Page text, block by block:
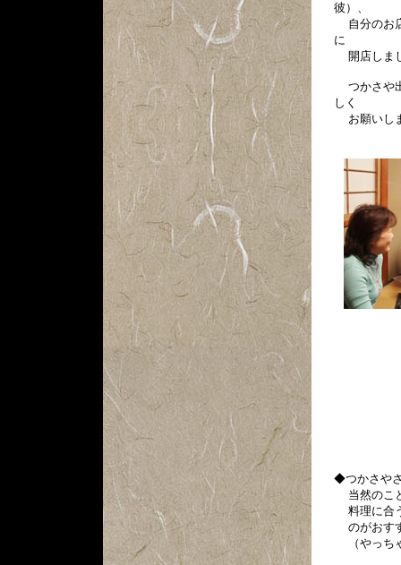
彼）、
自分のお
に
開店しま
つかさや
しく
お願いし
◆つかさや
当然のこ
料理に合
のがおす
（やっち